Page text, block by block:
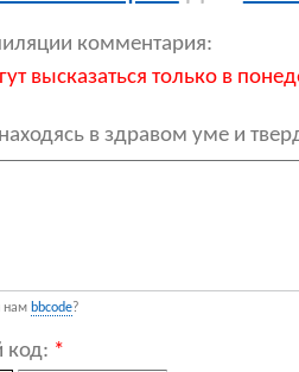
комментария:
высказаться только в
в здравом уме и
нам bbcode?
код: *